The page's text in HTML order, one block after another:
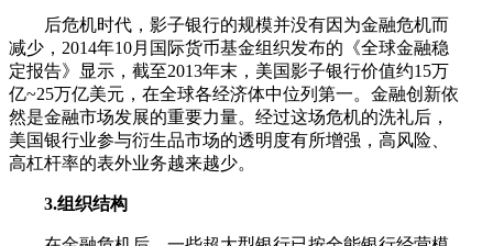
后危机时代，影子银行的规模并没有因为金融危机而
减少，2014年10月国际货币基金组织发布的《全球金融稳
定报告》显示，截至2013年末，美国影子银行价值约15万
亿~25万亿美元，在全球各经济体中位列第一。金融创新依
然是金融市场发展的重要力量。经过这场危机的洗礼后，
美国银行业参与衍生品市场的透明度有所增强，高风险、
高杠杆率的表外业务越来越少。
3.组织结构